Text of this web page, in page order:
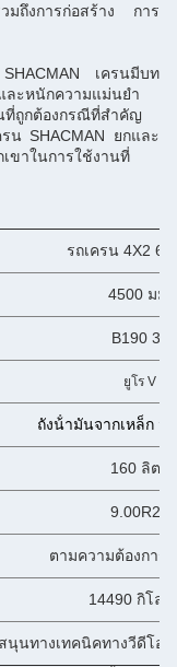
มถึงการก่อสร้าง การ
เครนมีบท
ละหนักความแม่นยํา
ที่ถูกต้องกรณีที่สําคัญ
น SHACMAN ยกและ
ขาในการใช้งานที่
รถเครน 4X2
4500 มม.
B190 33
ยูโร V
ถังน้ํามันจากเหล็ก มี
160 ลิตร
9.00R20
ตามความต้องการ
14490 กิโลก
นุนทางเทคนิคทางวีดีโอ